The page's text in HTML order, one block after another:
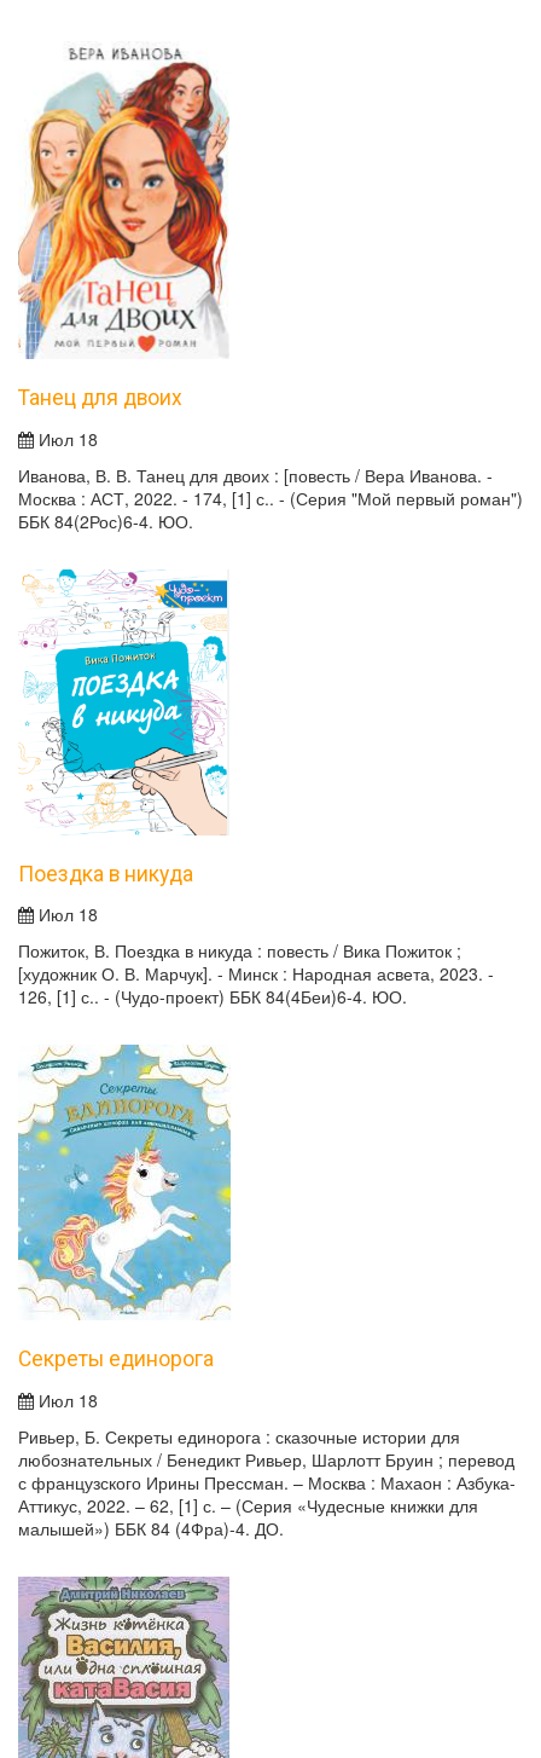
Танец для двоих
Июл 18
Иванова, В. В. Танец для двоих : [повесть / Вера Иванова. -
Москва : АСТ, 2022. - 174, [1] с.. - (Серия "Мой первый роман")
ББК 84(2Рос)6-4. ЮО.
Поездка в никуда
Июл 18
Пожиток, В. Поездка в никуда : повесть / Вика Пожиток ;
[художник О. В. Марчук]. - Минск : Народная асвета, 2023. -
126, [1] с.. - (Чудо-проект) ББК 84(4Беи)6-4. ЮО.
Секреты единорога
Июл 18
Ривьер, Б. Секреты единорога : сказочные истории для
любознательных / Бенедикт Ривьер, Шарлотт Бруин ; перевод
с французского Ирины Прессман. – Москва : Махаон : Азбука-
Аттикус, 2022. – 62, [1] с. – (Серия «Чудесные книжки для
малышей») ББК 84 (4Фра)-4. ДО.